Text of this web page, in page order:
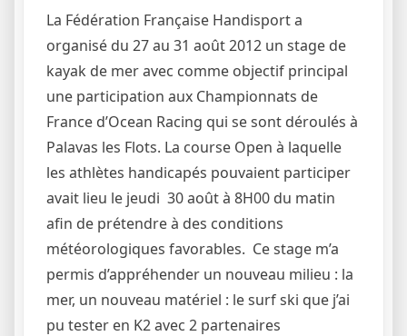
La Fédération Française Handisport a
organisé du 27 au 31 août 2012 un stage de
kayak de mer avec comme objectif principal
une participation aux Championnats de
France d’Ocean Racing qui se sont déroulés à
Palavas les Flots. La course Open à laquelle
les athlètes handicapés pouvaient participer
avait lieu le jeudi 30 août à 8H00 du matin
afin de prétendre à des conditions
météorologiques favorables. Ce stage m’a
permis d’appréhender un nouveau milieu : la
mer, un nouveau matériel : le surf ski que j’ai
pu tester en K2 avec 2 partenaires